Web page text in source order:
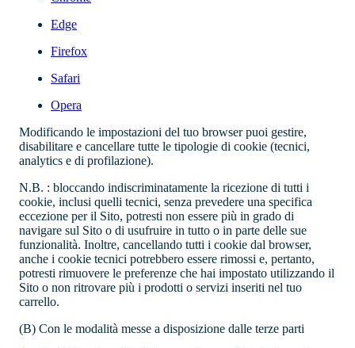
Edge
Firefox
Safari
Opera
Modificando le impostazioni del tuo browser puoi gestire,
disabilitare e cancellare tutte le tipologie di cookie (tecnici,
analytics e di profilazione).
N.B. : bloccando indiscriminatamente la ricezione di tutti i
cookie, inclusi quelli tecnici, senza prevedere una specifica
eccezione per il Sito, potresti non essere più in grado di
navigare sul Sito o di usufruire in tutto o in parte delle sue
funzionalità. Inoltre, cancellando tutti i cookie dal browser,
anche i cookie tecnici potrebbero essere rimossi e, pertanto,
potresti rimuovere le preferenze che hai impostato utilizzando il
Sito o non ritrovare più i prodotti o servizi inseriti nel tuo
carrello.
(B) Con le modalità messe a disposizione dalle terze parti